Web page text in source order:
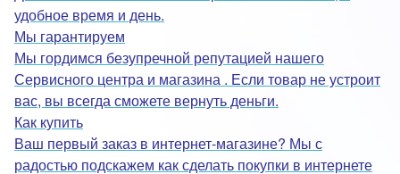
удобное время и день.
Мы гарантируем
Мы гордимся безупречной репутацией нашего
Сервисного центра и магазина . Если товар не устроит
вас, вы всегда сможете вернуть деньги.
Как купить
Ваш первый заказ в интернет-магазине? Мы с
радостью подскажем как сделать покупки в интернете